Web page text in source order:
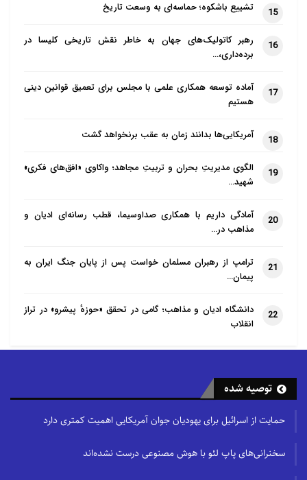
آزادی در کشورمان وجود
دارد، دلیل نمی‌شود راننده‌ای با هر سرعت دلخواهی در
خیابان‌های شهر براند.
با توجه به مجرمانه بودن این اقدامات طبیعی است ما با
کسانی
کنند، به عنوان یک
مجرم و متخلف برخورد خواهیم کرد. ما با متخلفان و
مجرمان و خصوصاً
رفتارهایی که موجب جریحه‌دار شدن مقدسات، ارزش‌ها و
می‌شود، برخورد می‌کنیم.
البته آن‌ها از چنین اقداماتی نتیجه مورد نظر خود را
نمی‌گیرند و این حرکات نتیجه عکسی برای آن‌ها خواهد
داشت و این اقدامات، به
در این میان نظر صادق زیباکلام هم درباره‌ این اتفاق جالب
است:او
این روزها از طریق
15 تشییع باشکوه؛ حماسه‌ای به وسعت تاریخ
16
رهبر کاتولیک‌های جهان به خاطر نقش تاریخی کلیسا در
برده‌داری،…
17
آماده توسعه همکاری علمی با مجلس برای تعمیق قوانین دینی
هستیم
18 آمریکایی‌ها بدانند زمان به عقب برنخواهد گشت
19
الگوی مدیریتِ بحران و تربیتِ مجاهد؛ واکاوی «افق‌های فکری»
شهید…
20
آمادگی داریم با همکاری صداوسیما، قطب رسانه‌ای ادیان و
مذاهب در…
21
ترامپ از رهبران مسلمان خواست پس از پایان جنگ ایران به
پیمان…
22
دانشگاه ادیان و مذاهب؛ گامی در تحقق «حوزهٔ پیشرو» در تراز
انقلاب
توصیه شده
حمایت از اسرائیل برای یهودیان جوان آمریکایی اهمیت کمتری دارد
سخنرانی‌های پاپ لئو با هوش مصنوعی درست نشده‌اند